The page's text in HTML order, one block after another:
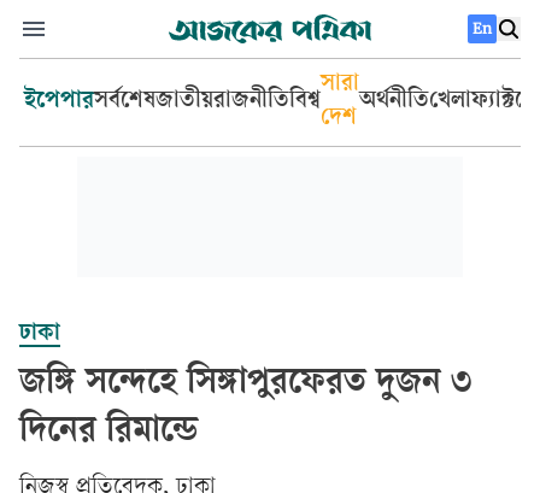
En
ইপেপারসর্বশেষজাতীয়রাজনীতিবিশ্ব
সারা
দেশ
অর্থনীতিখেলা
ঢাকা
জঙ্গি সন্দেহে সিঙ্গাপুরফেরত দুজন ৩
দিনের রিমান্ডে